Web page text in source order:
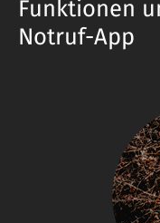
Funktionen
Notruf-App